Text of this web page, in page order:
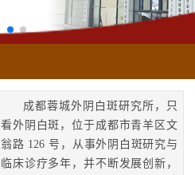
成都蓉城外阴白斑研究所，只
看外阴白斑，位于成都市青羊区文
翁路 126 号，从事外阴白斑研究与
临床诊疗多年，并不断发展创新，